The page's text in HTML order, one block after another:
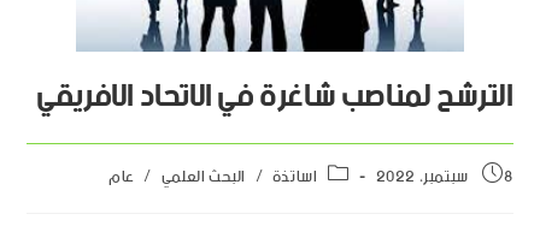
الترشح لمناصب شاغرة في الاتحاد الافريقي
8 سبتمبر، 2022 اساتذة / البحث العلمي / عام